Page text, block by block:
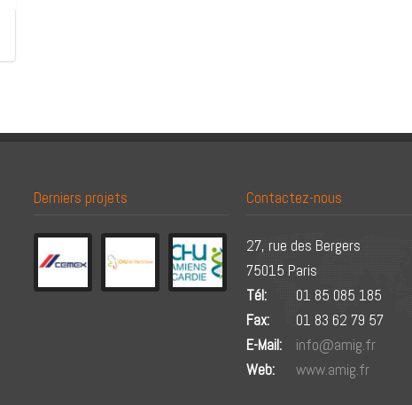
Derniers projets Contactez-nous
27, rue des Bergers
75015 Paris
Tél:
01 85 085 185
Fax:
01 83 62 79 57
E-Mail:
info@amig.fr
Web:
www.amig.fr